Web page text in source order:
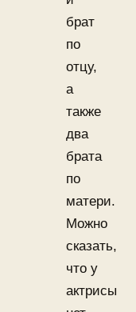
брат
по
отцу,
а
также
два
брата
по
матери.
Можно
сказать,
что у
актрисы